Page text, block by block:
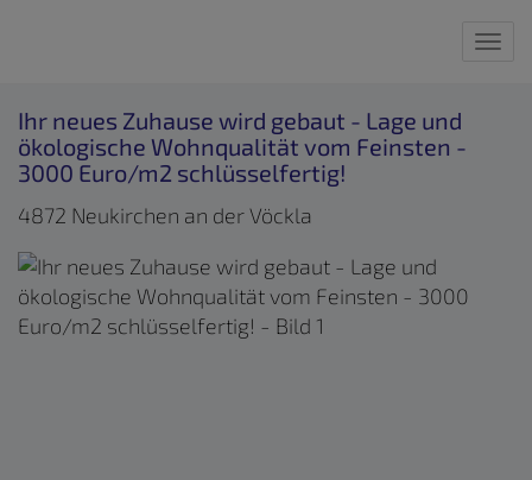
Ihr neues Zuhause wird gebaut - Lage und
ökologische Wohnqualität vom Feinsten -
3000 Euro/m2 schlüsselfertig!
4872 Neukirchen an der Vöckla